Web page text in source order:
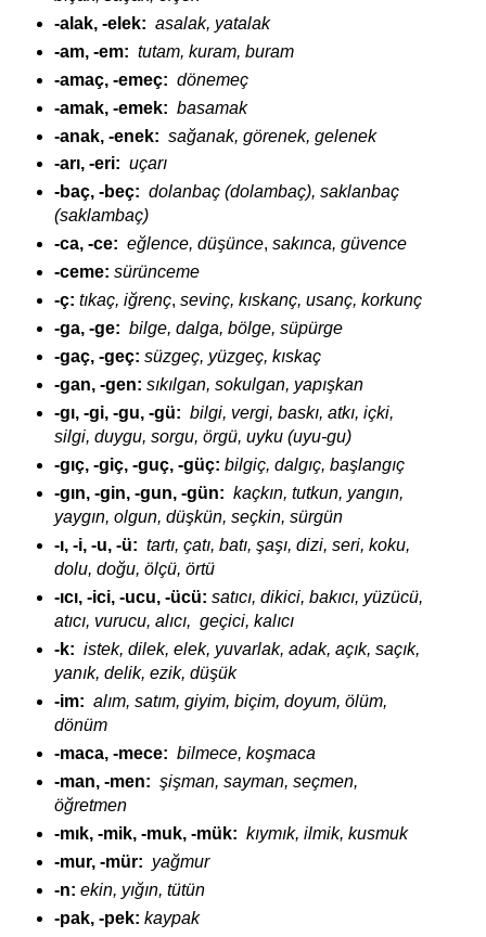
-alak, -elek: asalak, yatalak
-am, -em: tutam, kuram, buram
-amaç, -emeç: dönemeç
-amak, -emek: basamak
-anak, -enek: sağanak, görenek, gelenek
-arı, -eri: uçarı
-baç, -beç: dolanbaç (dolambaç), saklanbaç
(saklambaç)
-ca, -ce: eğlence, düşünce, sakınca, güvence
-ceme: sürünceme
-ç: tıkaç, iğrenç, sevinç, kıskanç, usanç, korkunç
-ga, -ge: bilge, dalga, bölge, süpürge
-gaç, -geç: süzgeç, yüzgeç, kıskaç
-gan, -gen: sıkılgan, sokulgan, yapışkan
-gı, -gi, -gu, -gü: bilgi, vergi, baskı, atkı, içki,
silgi, duygu, sorgu, örgü, uyku (uyu-gu)
-gıç, -giç, -guç, -güç: bilgiç, dalgıç, başlangıç
-gın, -gin, -gun, -gün: kaçkın, tutkun, yangın,
yaygın, olgun, düşkün, seçkin, sürgün
-ı, -i, -u, -ü: tartı, çatı, batı, şaşı, dizi, seri, koku,
dolu, doğu, ölçü, örtü
-ıcı, -ici, -ucu, -ücü: satıcı, dikici, bakıcı, yüzücü,
atıcı, vurucu, alıcı, geçici, kalıcı
-k: istek, dilek, elek, yuvarlak, adak, açık, saçık,
yanık, delik, ezik, düşük
-im: alım, satım, giyim, biçim, doyum, ölüm,
dönüm
-maca, -mece: bilmece, koşmaca
-man, -men: şişman, sayman, seçmen,
öğretmen
-mık, -mik, -muk, -mük: kıymık, ilmik, kusmuk
-mur, -mür: yağmur
-n: ekin, yığın, tütün
-pak, -pek: kaypak